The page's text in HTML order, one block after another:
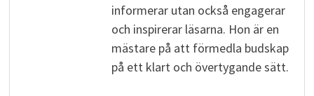
informerar utan också engagerar
och inspirerar läsarna. Hon är en
mästare på att förmedla budskap
på ett klart och övertygande sätt.